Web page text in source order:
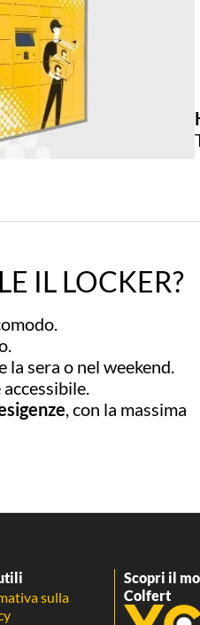
IL LOCKER?
sera o nel weekend.
, con la massima
sulla
Scopri il
Colfert